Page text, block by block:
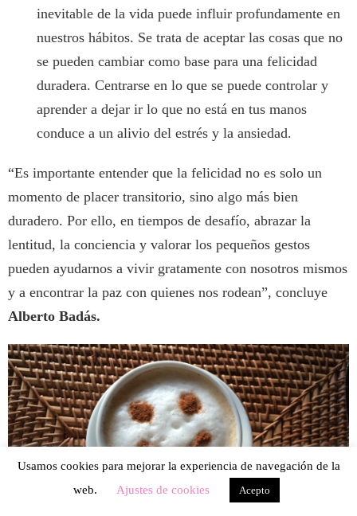
inevitable de la vida puede influir profundamente en
nuestros hábitos. Se trata de aceptar las cosas que no
se pueden cambiar como base para una felicidad
duradera. Centrarse en lo que se puede controlar y
aprender a dejar ir lo que no está en tus manos
conduce a un alivio del estrés y la ansiedad.
“Es importante entender que la felicidad no es solo un
momento de placer transitorio, sino algo más bien
duradero. Por ello, en tiempos de desafío, abrazar la
lentitud, la conciencia y valorar los pequeños gestos
pueden ayudarnos a vivir gratamente con nosotros mismos
y a encontrar la paz con quienes nos rodean”, concluye
Alberto Badás.
Usamos cookies para mejorar la experiencia de navegación de la
web.
Ajustes de cookies Acepto